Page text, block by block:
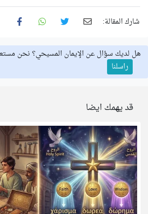
شارك المقالة:
هل لديك سؤال عن الإيمان المسيحي؟ نحن
راسلنا
قد يهمك ايضا